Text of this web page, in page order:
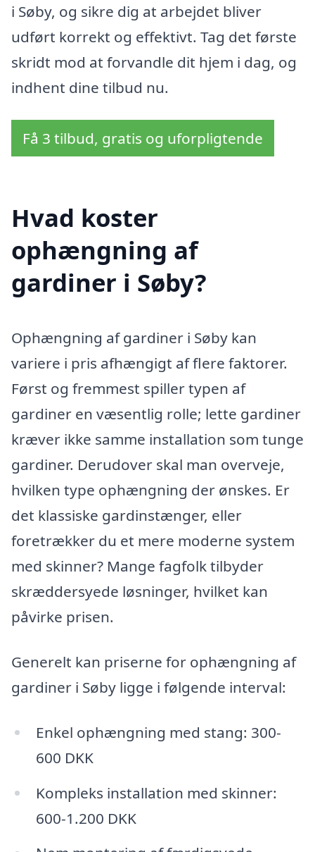
i Søby, og sikre dig at arbejdet bliver
udført korrekt og effektivt. Tag det første
skridt mod at forvandle dit hjem i dag, og
indhent dine tilbud nu.
Få 3 tilbud, gratis og uforpligtende
Hvad koster
ophængning af
gardiner i Søby?
Ophængning af gardiner i Søby kan
variere i pris afhængigt af flere faktorer.
Først og fremmest spiller typen af
gardiner en væsentlig rolle; lette gardiner
kræver ikke samme installation som tunge
gardiner. Derudover skal man overveje,
hvilken type ophængning der ønskes. Er
det klassiske gardinstænger, eller
foretrækker du et mere moderne system
med skinner? Mange fagfolk tilbyder
skræddersyede løsninger, hvilket kan
påvirke prisen.
Generelt kan priserne for ophængning af
gardiner i Søby ligge i følgende interval:
Enkel ophængning med stang: 300-
600 DKK
Kompleks installation med skinner:
600-1.200 DKK